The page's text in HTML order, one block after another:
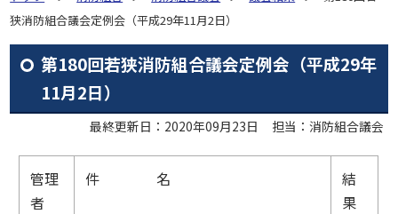
狭消防組合議会定例会（平成29年11月2日）
第180回若狭消防組合議会定例会（平成29年
11月2日）
最終更新日：2020年09月23日 担当：消防組合議会
管理
者
件 名
結
果